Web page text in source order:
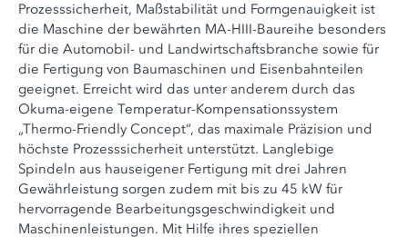
Prozesssicherheit, Maßstabilität und Formgenauigkeit ist
die Maschine der bewährten MA-HIII-Baureihe besonders
für die Automobil- und Landwirtschaftsbranche sowie für
die Fertigung von Baumaschinen und Eisenbahnteilen
geeignet. Erreicht wird das unter anderem durch das
Okuma-eigene Temperatur-Kompensationssystem
„Thermo-Friendly Concept“, das maximale Präzision und
höchste Prozesssicherheit unterstützt. Langlebige
Spindeln aus hauseigener Fertigung mit drei Jahren
Gewährleistung sorgen zudem mit bis zu 45 kW für
hervorragende Bearbeitungsgeschwindigkeit und
Maschinenleistungen. Mit Hilfe ihres speziellen